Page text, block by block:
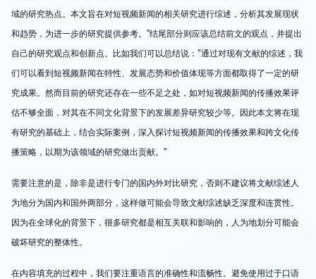
域的研究热点。本文旨在对短视频新闻的相关研究进行综述，分析其发展现状
和趋势，为进一步的研究提供参考。”结尾部分则应该总结前文的观点，并提出
自己的研究观点和创新点。比如我们可以总结说：“通过对现有文献的综述，我
们可以看到短视频新闻在特性、发展态势和价值体现等方面都取得了一定的研
究成果。然而目前的研究还存在一些不足之处，如对短视频新闻的传播效果评
估不够全面，对其在不同文化背景下的发展差异研究较少等。因此本文将在现
有研究的基础上，结合实际案例，深入探讨短视频新闻的传播效果和跨文化传
播策略，以期为该领域的研究做出贡献。”
需要注意的是，除非是进行专门的国内外对比研究，否则不建议将文献综述人
为地分为国内和国外两部分，这样做可能会导致文献综述缺乏深度和连贯性。
因为在全球化的背景下，很多研究都是相互关联和影响的，人为地划分可能会
破坏研究的整体性。
在内容填充的过程中，我们要注重语言的准确性和流畅性。避免使用过于口语